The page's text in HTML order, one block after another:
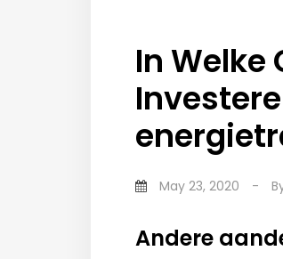
In Welke
May 23, 2020 -
Andere